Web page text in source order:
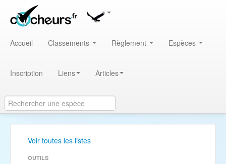
Accueil Classements Règlement Espèces
Inscription Liens Articles
Voir toutes les listes
OUTILS